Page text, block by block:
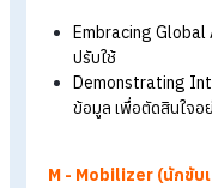
ปัญหาหลักของ